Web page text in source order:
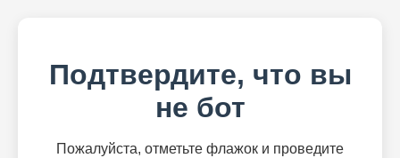
Подтвердите, что вы
не бот
Пожалуйста, отметьте флажок и проведите